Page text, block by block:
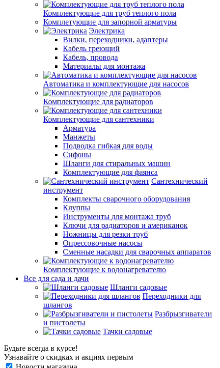
Комплектующие для труб теплого пола
Комплетующие для запорной арматуры
Электрика
Вилки, переходники, адаптеры
Кабель греющий
Кабель, провода
Материалы для монтажа
Автоматика и комплектующие для насосов
Комплектующие для радиаторов
Комплектующие для сантехники
Арматура
Манжеты
Подводка гибкая для воды
Сифоны
Шланги для стиральных машин
Комплектующие для фаянса
Сантехнический
инструмент
Комплекты сварочного оборудования
Клуппы
Инструменты для монтажа труб
Ключи для радиаторов и американок
Ножницы для резки труб
Опрессовочные насосы
Сменные насадки для сварочных аппаратов
Комплектующие к водонагревателю
Все для сада и дачи
Шланги садовые
Переходники для
шлангов
Разбрызгиватели
и пистолеты
Тачки садовые
Будьте всегда в курсе!
Узнавайте о скидках и акциях первым